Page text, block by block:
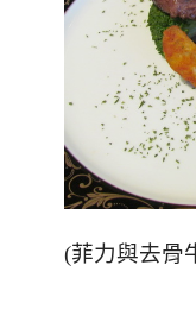
(菲力與去骨